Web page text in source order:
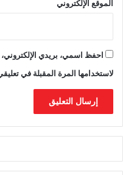
الموقع الإلكتروني
احفظ اسمي، بريدي
لاستخدامها المرة المقبلة في